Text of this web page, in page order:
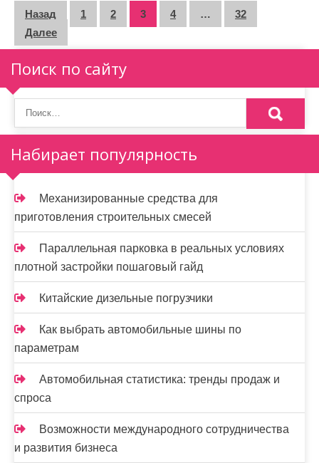
П
а
г
и
н
а
ц
и
я
з
а
п
и
с
е
й
Назад 1 2 3 4 …
32
Далее
Поиск по сайту
Набирает популярность
Механизированные средства для
приготовления строительных смесей
Параллельная парковка в реальных условиях
плотной застройки пошаговый гайд
Китайские дизельные погрузчики
Как выбрать автомобильные шины по
параметрам
Автомобильная статистика: тренды продаж и
спроса
Возможности международного сотрудничества
и развития бизнеса